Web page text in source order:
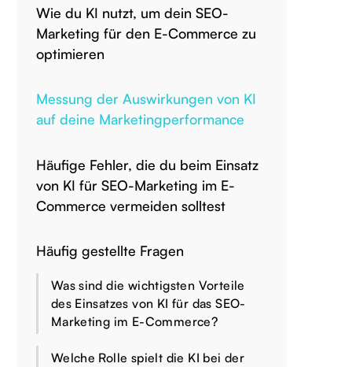
Wie du KI nutzt, um dein SEO-
Marketing für den E-Commerce zu
optimieren
Messung der Auswirkungen von KI
auf deine Marketingperformance
Häufige Fehler, die du beim Einsatz
von KI für SEO-Marketing im E-
Commerce vermeiden solltest
Häufig gestellte Fragen
Was sind die wichtigsten Vorteile
des Einsatzes von KI für das SEO-
Marketing im E-Commerce?
Welche Rolle spielt die KI bei der